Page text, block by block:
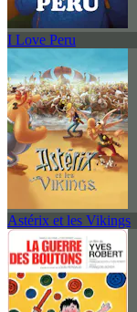
I Love Peru
Astérix et les Vikings